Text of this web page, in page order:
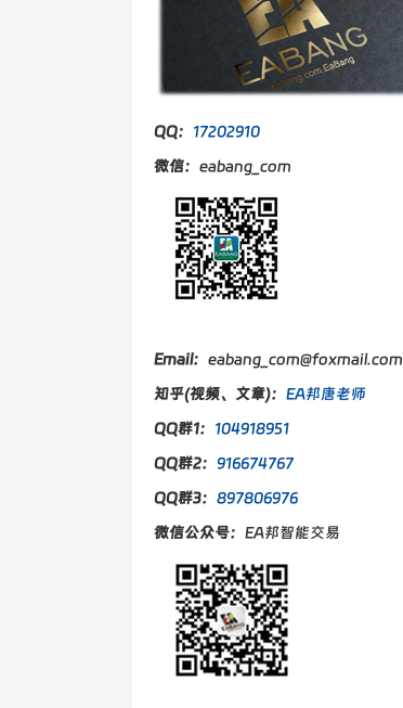
QQ： 17202910
微信： eabang_com
Email： eabang_com@foxmail.com
知乎(视频、文章)： EA邦唐老师
QQ群1： 104918951
QQ群2： 916674767
QQ群3： 897806976
微信公众号： EA邦智能交易